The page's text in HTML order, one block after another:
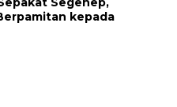
kepada